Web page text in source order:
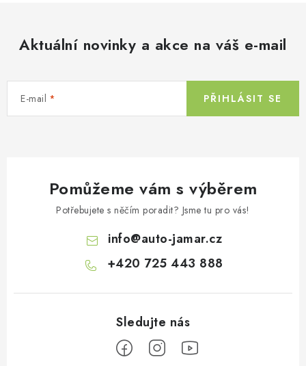
Aktuální novinky a akce na váš e-mail
E-mail PŘIHLÁSIT SE
Pomůžeme vám s výběrem
Potřebujete s něčím poradit? Jsme tu pro vás!
info@auto-jamar.cz
+420 725 443 888